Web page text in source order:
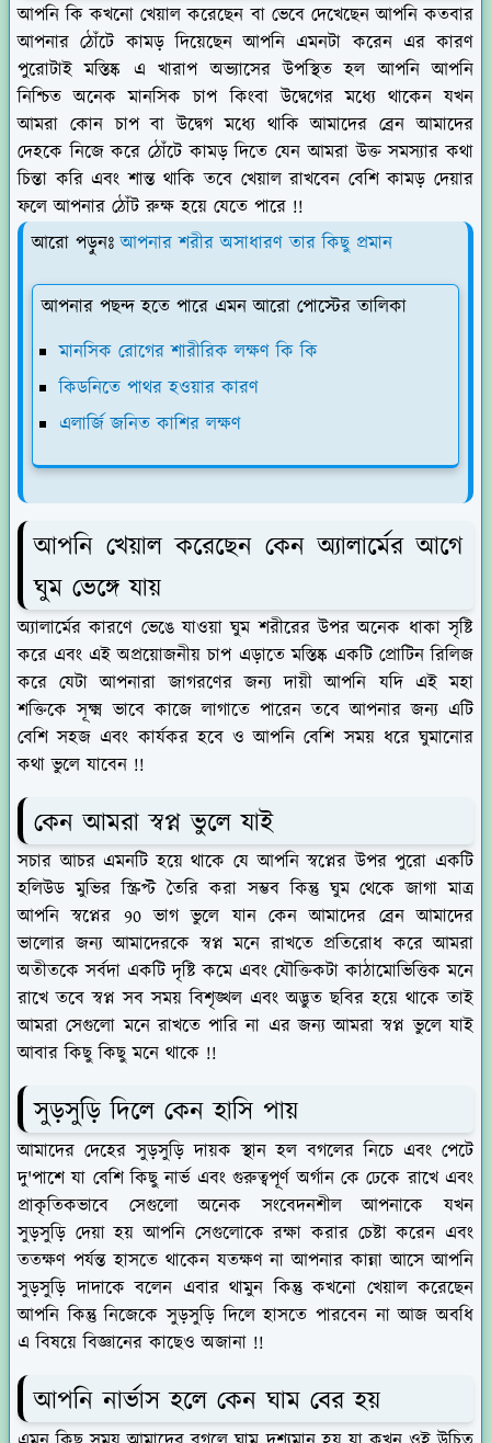
আপনি কি কখনো খেয়াল করেছেন বা ভেবে দেখেছেন আপনি কতবার
আপনার ঠোঁটে কামড় দিয়েছেন আপনি এমনটা করেন এর কারণ
পুরোটাই মস্তিষ্ক এ খারাপ অভ্যাসের উপস্থিত হল আপনি আপনি
নিশ্চিত অনেক মানসিক চাপ কিংবা উদ্বেগের মধ্যে থাকেন যখন
আমরা কোন চাপ বা উদ্বেগ মধ্যে থাকি আমাদের ব্রেন আমাদের
দেহকে নিজে করে ঠোঁটে কামড় দিতে যেন আমরা উক্ত সমস্যার কথা
চিন্তা করি এবং শান্ত থাকি তবে খেয়াল রাখবেন বেশি কামড় দেয়ার
ফলে আপনার ঠোঁট রুক্ষ হয়ে যেতে পারে !!
আরো পড়ুনঃ আপনার শরীর অসাধারণ তার কিছু প্রমান
আপনার পছন্দ হতে পারে এমন আরো পোস্টের তালিকা
মানসিক রোগের শারীরিক লক্ষণ কি কি
কিডনিতে পাথর হওয়ার কারণ
এলার্জি জনিত কাশির লক্ষণ
আপনি খেয়াল করেছেন কেন অ্যালার্মের আগে
ঘুম ভেঙ্গে যায়
অ্যালার্মের কারণে ভেঙে যাওয়া ঘুম শরীরের উপর অনেক ধাকা সৃষ্টি
করে এবং এই অপ্রয়োজনীয় চাপ এড়াতে মস্তিষ্ক একটি প্রোটিন রিলিজ
করে যেটা আপনারা জাগরণের জন্য দায়ী আপনি যদি এই মহা
শক্তিকে সূক্ষ্ম ভাবে কাজে লাগাতে পারেন তবে আপনার জন্য এটি
বেশি সহজ এবং কার্যকর হবে ও আপনি বেশি সময় ধরে ঘুমানোর
কথা ভুলে যাবেন !!
কেন আমরা স্বপ্ন ভুলে যাই
সচার আচর এমনটি হয়ে থাকে যে আপনি স্বপ্নের উপর পুরো একটি
হলিউড মুভির স্ক্রিপ্ট তৈরি করা সম্ভব কিন্তু ঘুম থেকে জাগা মাত্র
আপনি স্বপ্নের 90 ভাগ ভুলে যান কেন আমাদের ব্রেন আমাদের
ভালোর জন্য আমাদেরকে স্বপ্ন মনে রাখতে প্রতিরোধ করে আমরা
অতীতকে সর্বদা একটি দৃষ্টি কমে এবং যৌক্তিকটা কাঠামোভিত্তিক মনে
রাখে তবে স্বপ্ন সব সময় বিশৃঙ্খল এবং অদ্ভুত ছবির হয়ে থাকে তাই
আমরা সেগুলো মনে রাখতে পারি না এর জন্য আমরা স্বপ্ন ভুলে যাই
আবার কিছু কিছু মনে থাকে !!
সুড়সুড়ি দিলে কেন হাসি পায়
আমাদের দেহের সুড়সুড়ি দায়ক স্থান হল বগলের নিচে এবং পেটে
দু'পাশে যা বেশি কিছু নার্ভ এবং গুরুত্বপূর্ণ অর্গান কে ঢেকে রাখে এবং
প্রাকৃতিকভাবে সেগুলো অনেক সংবেদনশীল আপনাকে যখন
সুড়সুড়ি দেয়া হয় আপনি সেগুলোকে রক্ষা করার চেষ্টা করেন এবং
ততক্ষণ পর্যন্ত হাসতে থাকেন যতক্ষণ না আপনার কান্না আসে আপনি
সুড়সুড়ি দাদাকে বলেন এবার থামুন কিন্তু কখনো খেয়াল করেছেন
আপনি কিন্তু নিজেকে সুড়সুড়ি দিলে হাসতে পারবেন না আজ অবধি
এ বিষয়ে বিজ্ঞানের কাছেও অজানা !!
আপনি নার্ভাস হলে কেন ঘাম বের হয়